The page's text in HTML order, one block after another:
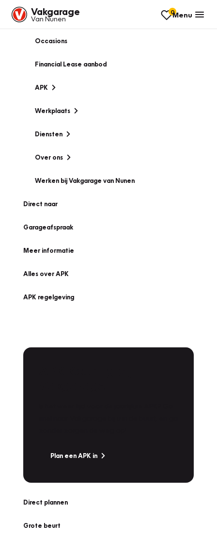
Vakgarage
Van Nunen
0Menu
Occasions
Financial Lease aanbod
APK
Werkplaats
Diensten
Over ons
Werken bij Vakgarage van Nunen
Direct naar
Garageafspraak
Meer informatie
Alles over APK
APK regelgeving
Plan een APK in
Direct plannen
Grote beurt